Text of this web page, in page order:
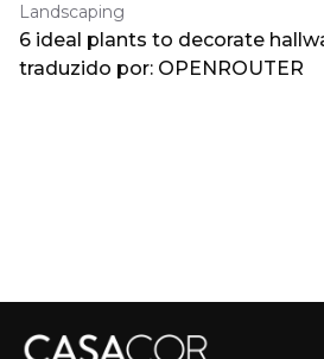
Landscaping
6 ideal plants to decorate
traduzido por: OPENROUTER